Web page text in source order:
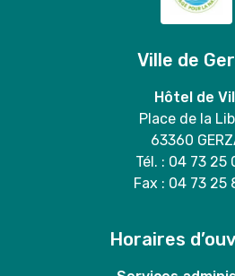
Ville de
Hôtel de
Place de la
63360
Tél. : 04 73 25
Fax : 04 73 25
Horaires